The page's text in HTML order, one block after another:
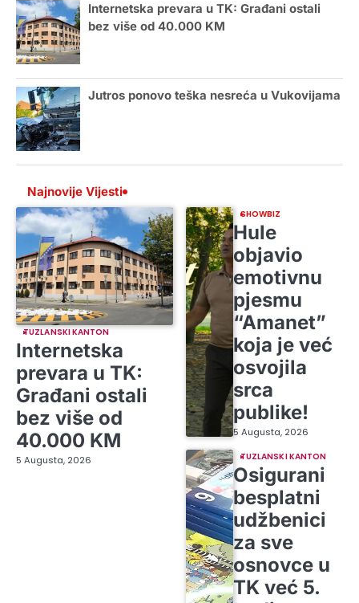
Internetska prevara u TK: Građani ostali
bez više od 40.000 KM
Jutros ponovo teška nesreća u Vukovijama
Najnovije Vijesti
TUZLANSKI KANTON
Internetska
prevara u TK:
Građani ostali
bez više od
40.000 KM
5 Augusta, 2026
SHOWBIZ
Hule
objavio
emotivnu
pjesmu
“Amanet”
koja je već
osvojila
srca
publike!
5 Augusta, 2026
TUZLANSKI KANTON
Osigurani
besplatni
udžbenici
za sve
osnovce u
TK već 5.